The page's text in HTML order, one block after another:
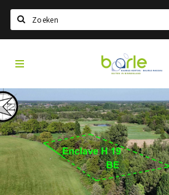
Home
Information
A propos de Baarle
Histoire
Visit Baarle Shop
Bon d'achat Enclave
Visit
Baarle